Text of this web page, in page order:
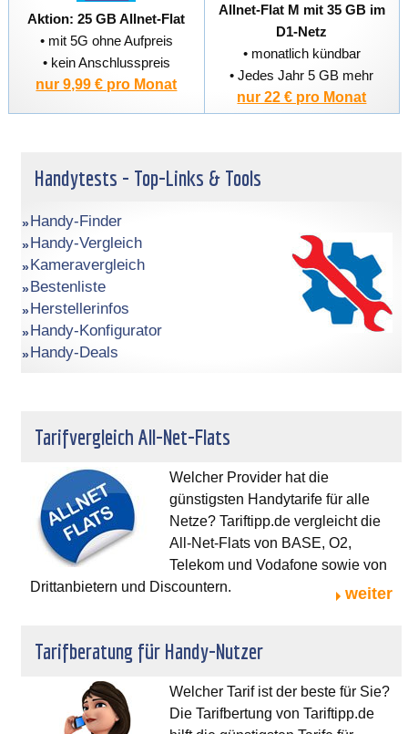
Aktion: 25 GB Allnet-Flat
• mit 5G ohne Aufpreis
• kein Anschlusspreis
nur 9,99 € pro Monat
Allnet-Flat M mit 35 GB im
D1-Netz
• monatlich kündbar
• Jedes Jahr 5 GB mehr
nur 22 € pro Monat
Handytests - Top-Links & Tools
Handy-Finder
Handy-Vergleich
Kameravergleich
Bestenliste
Herstellerinfos
Handy-Konfigurator
Handy-Deals
Tarifvergleich All-Net-Flats
Welcher Provider hat die
günstigsten Handytarife für alle
Netze? Tariftipp.de vergleicht die
All-Net-Flats von BASE, O2,
Telekom und Vodafone sowie von
Drittanbietern und Discountern.
weiter
Tarifberatung für Handy-Nutzer
Welcher Tarif ist der beste für Sie?
Die Tarifbertung von Tariftipp.de